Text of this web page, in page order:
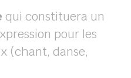
qui constituera un
pour les
(chant, danse,